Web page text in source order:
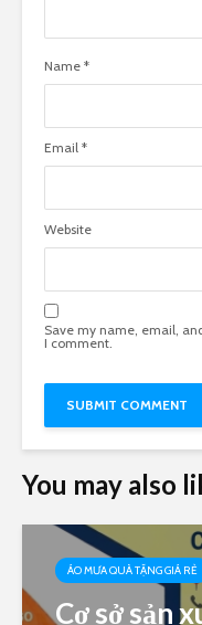
Name *
Email *
Website
Save my name, email,
I comment.
You may also
ÁO MƯA QUÀ TẶNG GIÁ RẺ
Cơ sở sản